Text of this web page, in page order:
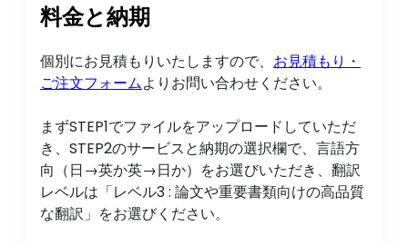
料金と納期
個別にお見積もりいたしますので、 お見積もり・
ご注文フォームよりお問い合わせください。
まずSTEP1でファイルをアップロードしていただ
き、STEP2のサービスと納期の選択欄で、言語方
向（日→英か英→日か）をお選びいただき、翻訳
レベルは「レベル3 : 論文や重要書類向けの高品質
な翻訳」をお選びください。